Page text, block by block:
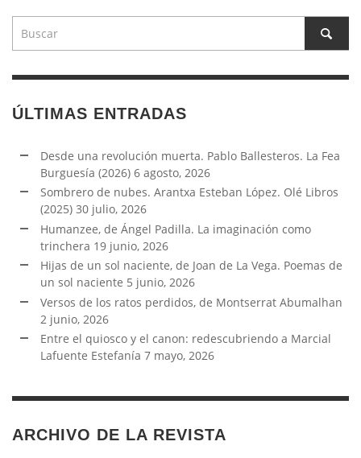
ÚLTIMAS ENTRADAS
Desde una revolución muerta. Pablo Ballesteros. La Fea
Burguesía (2026) 6 agosto, 2026
Sombrero de nubes. Arantxa Esteban López. Olé Libros
(2025) 30 julio, 2026
Humanzee, de Ángel Padilla. La imaginación como
trinchera 19 junio, 2026
Hijas de un sol naciente, de Joan de La Vega. Poemas de
un sol naciente 5 junio, 2026
Versos de los ratos perdidos, de Montserrat Abumalhan
2 junio, 2026
Entre el quiosco y el canon: redescubriendo a Marcial
Lafuente Estefanía 7 mayo, 2026
ARCHIVO DE LA REVISTA